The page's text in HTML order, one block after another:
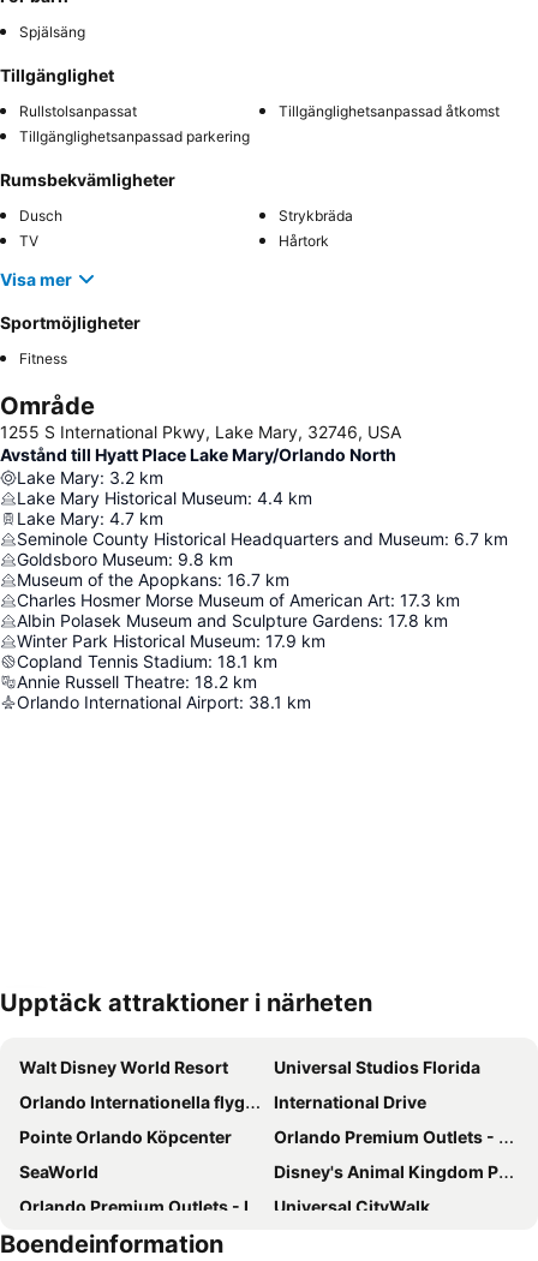
Spjälsäng
Tillgänglighet
Rullstolsanpassat
Tillgänglighetsanpassad åtkomst
Tillgänglighetsanpassad parkering
Rumsbekvämligheter
Dusch
Strykbräda
TV
Hårtork
Visa mer
Sportmöjligheter
Fitness
Område
1255 S International Pkwy, Lake Mary, 32746, USA
Avstånd till Hyatt Place Lake Mary/Orlando North
Lake Mary: 3.2 km
Lake Mary Historical Museum: 4.4 km
Lake Mary: 4.7 km
Seminole County Historical Headquarters and Museum: 6.7 km
Goldsboro Museum: 9.8 km
Museum of the Apopkans: 16.7 km
Charles Hosmer Morse Museum of American Art: 17.3 km
Albin Polasek Museum and Sculpture Gardens: 17.8 km
Winter Park Historical Museum: 17.9 km
Copland Tennis Stadium: 18.1 km
Annie Russell Theatre: 18.2 km
Orlando International Airport: 38.1 km
Förstora kartan
Upptäck attraktioner i närheten
Walt Disney World Resort
Universal Studios Florida
Orlando Internationella flygplats
International Drive
Pointe Orlando Köpcenter
Orlando Premium Outlets - Vineland Ave
SeaWorld
Disney's Animal Kingdom Park
Orlando Premium Outlets - International Drive
Universal CityWalk
Magic Kingdom Park - Walt Disney World Resort
Boendeinformation